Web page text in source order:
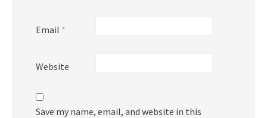
Email *
Website
Save my name, email, and website in this